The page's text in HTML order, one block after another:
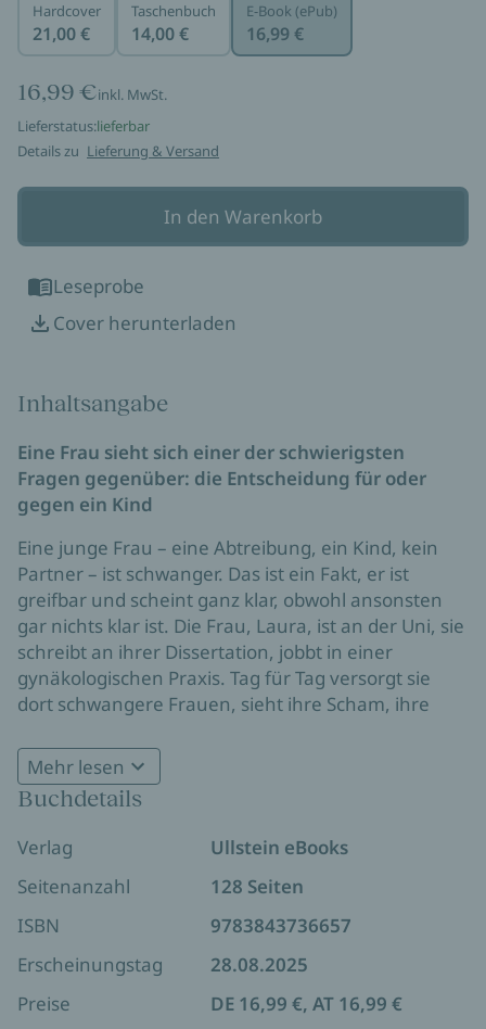
Hardcover
21,00 €
Taschenbuch
14,00 €
E-Book (ePub)
16,99 €
16,99 €inkl. MwSt.
Lieferstatus:lieferbar
Details zu Lieferung & Versand
In den Warenkorb
Leseprobe
Cover herunterladen
Inhaltsangabe
Eine Frau sieht sich einer der schwierigsten
Fragen gegenüber: die Entscheidung für oder
gegen ein Kind
Eine junge Frau – eine Abtreibung, ein Kind, kein
Partner – ist schwanger. Das ist ein Fakt, er ist
greifbar und scheint ganz klar, obwohl ansonsten
gar nichts klar ist. Die Frau, Laura, ist an der Uni, sie
schreibt an ihrer Dissertation, jobbt in einer
gynäkologischen Praxis. Tag für Tag versorgt sie
dort schwangere Frauen, sieht ihre Scham, ihre
das größte Glück, für andere eine Katastrophe. Für
Laura ist es beides. Sie liebt ihr Kind, doch sie hat
Panik beim Gedanken an ein weiteres. Und wie
könnte es anders sein? Ist nicht eigentlich jede Frau
darauf eingestellt, dass sie ihr Kind allein
großziehen wird?
einzigen gedanklichen Bewegung erzählt, einem
langen Atemzug, bevor etwas beginnt oder endet.
Mehr lesen
Buchdetails
Verlag
Ullstein eBooks
Seitenanzahl
128 Seiten
ISBN
9783843736657
Erscheinungstag
28.08.2025
Preise
DE 16,99 €, AT 16,99 €